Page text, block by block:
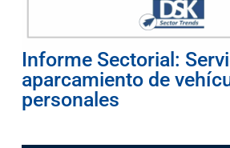
Informe Sectorial:
aparcamiento de
personales